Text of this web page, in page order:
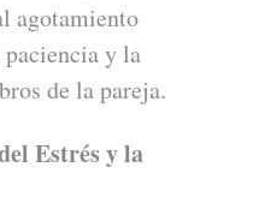
agotamiento
y la
de la pareja.
Estrés y la